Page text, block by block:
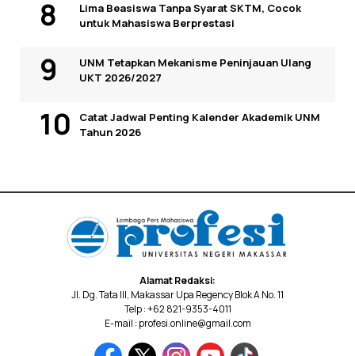
Lima Beasiswa Tanpa Syarat SKTM, Cocok
untuk Mahasiswa Berprestasi
UNM Tetapkan Mekanisme Peninjauan Ulang
UKT 2026/2027
Catat Jadwal Penting Kalender Akademik UNM
Tahun 2026
Alamat Redaksi:
Jl. Dg. Tata III, Makassar Upa Regency Blok A No. 11
Telp : +62 821-9353-4011
E-mail : profesi.online@gmail.com